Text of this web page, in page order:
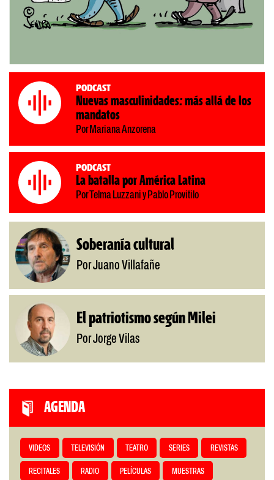
Podcast
Nuevas masculinidades: más allá de los
mandatos
Por Mariana Anzorena
Podcast
La batalla por América Latina
Por Telma Luzzani y Pablo Provitilo
Soberanía cultural
Por Juano Villafañe
El patriotismo según Milei
Por Jorge Vilas
AGENDA
VIDEOS TELEVISIÓN TEATRO SERIES REVISTAS
RECITALES RADIO PELÍCULAS MUESTRAS